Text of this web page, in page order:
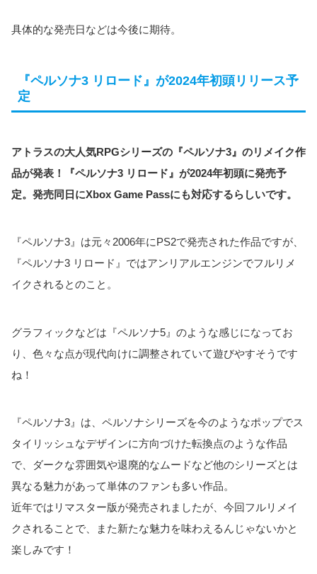
具体的な発売日などは今後に期待。
『ペルソナ3 リロード』が2024年初頭リリース予
定
アトラスの大人気RPGシリーズの『ペルソナ3』のリメイク作
品が発表！『ペルソナ3 リロード』が2024年初頭に発売予
定。発売同日にXbox Game Passにも対応するらしいです。
『ペルソナ3』は元々2006年にPS2で発売された作品ですが、
『ペルソナ3 リロード』ではアンリアルエンジンでフルリメ
イクされるとのこと。
グラフィックなどは『ペルソナ5』のような感じになってお
り、色々な点が現代向けに調整されていて遊びやすそうです
ね！
『ペルソナ3』は、ペルソナシリーズを今のようなポップでス
タイリッシュなデザインに方向づけた転換点のような作品
で、ダークな雰囲気や退廃的なムードなど他のシリーズとは
異なる魅力があって単体のファンも多い作品。
近年ではリマスター版が発売されましたが、今回フルリメイ
クされることで、また新たな魅力を味わえるんじゃないかと
楽しみです！